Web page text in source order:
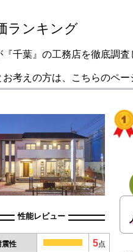
ランキング
『千葉』の工務店を徹底調
考えの方は、こちらのペー
性能レビュー
震性 5点